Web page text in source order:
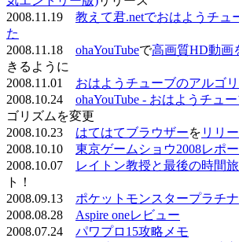
2008.11.19 教えて君.netでおはようチュ
た
2008.11.18 ohaYouTubeで高画質HD動画
きるように
2008.11.01 おはようチューブのアルゴ
2008.10.24 ohaYouTube - おはようチュ
ゴリズムを変更
2008.10.23 はてはてブラウザーを リリ
2008.10.10 東京ゲームショウ2008レポ
2008.10.07
レイトン教授と最後の時間
ト！
2008.09.13 ポケットモンスタープラチナ
2008.08.28 Aspire oneレビュー
2008.07.24 パワプロ15攻略メモ